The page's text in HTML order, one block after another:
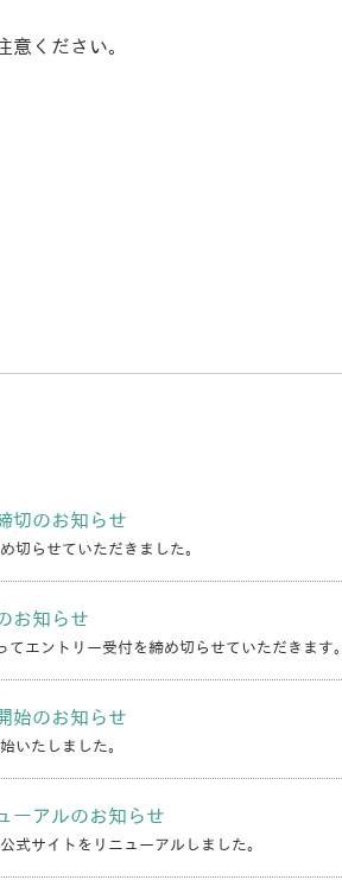
ください。
切のお知らせ
切らせていただきました。
お知らせ
てエントリー受付を締め切らせていただきます。
始のお知らせ
いたしました。
ーアルのお知らせ
式サイトをリニューアルしました。